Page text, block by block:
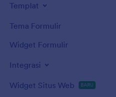
Templat
Tema Formulir
Widget Formulir
Integrasi
Widget Situs Web BARU